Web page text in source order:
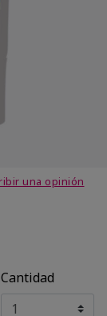
una opinión
Cantidad